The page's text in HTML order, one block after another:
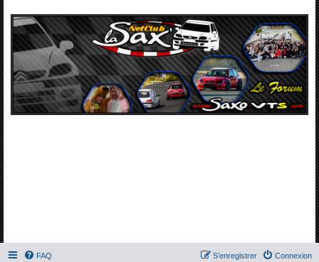
FAQ Connexion
S’enregistrer